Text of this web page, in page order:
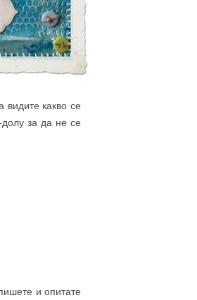
какво се
за да не се
и опитате